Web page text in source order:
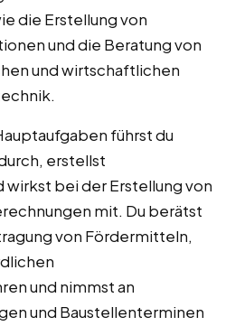
die Erstellung von
und die Beratung von
und wirtschaftlichen
führst du
erstellst
bei der Erstellung von
mit. Du berätst
von Fördermitteln,
und nimmst an
und Baustellenterminen